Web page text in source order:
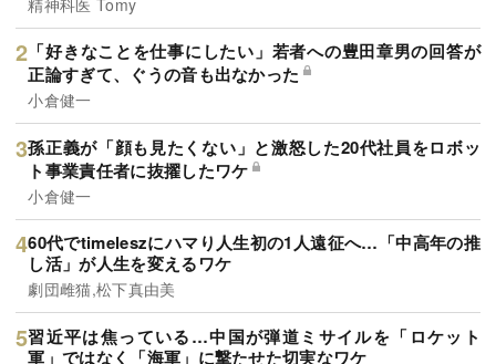
「好きなことを仕事にしたい」若者への豊田章男の回答が
正論すぎて、ぐうの音も出なかった
小倉健一
孫正義が「顔も見たくない」と激怒した20代社員をロボッ
ト事業責任者に抜擢したワケ
小倉健一
60代でtimeleszにハマり人生初の1人遠征へ…「中高年の推
し活」が人生を変えるワケ
劇団雌猫,松下真由美
習近平は焦っている…中国が弾道ミサイルを「ロケット
軍」ではなく「海軍」に撃たせた切実なワケ